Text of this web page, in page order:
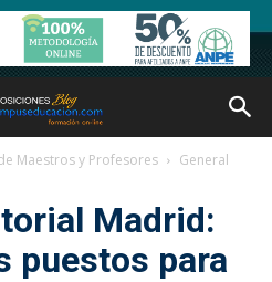
Maestros y Profesores General
Madrid:
puestos para